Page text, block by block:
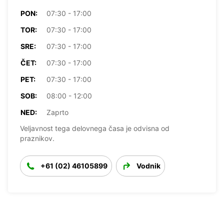
PON:
07:30 - 17:00
TOR:
07:30 - 17:00
SRE:
07:30 - 17:00
ČET:
07:30 - 17:00
PET:
07:30 - 17:00
SOB:
08:00 - 12:00
NED:
Zaprto
Veljavnost tega delovnega časa je odvisna od
praznikov.
+61 (02) 46105899 Vodnik